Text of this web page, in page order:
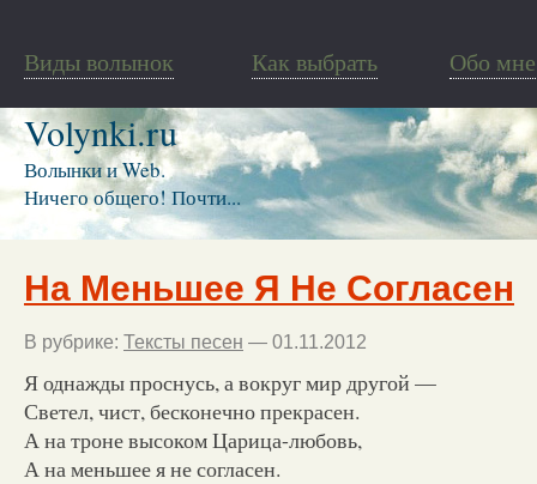
Виды волынок Как выбрать Обо мне
Volynki.ru
Волынки и Web.
Ничего общего! Почти...
На Меньшее Я Не Согласен
В рубрике: Тексты песен — 01.11.2012
Я однажды проснусь, а вокруг мир другой —
Светел, чист, бесконечно прекрасен.
А на троне высоком Царица-любовь,
А на меньшее я не согласен.